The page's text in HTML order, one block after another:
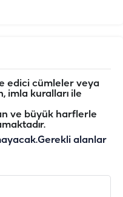
edici cümleler veya
imla kuralları ile
ve büyük harflerle
Gerekli alanlar